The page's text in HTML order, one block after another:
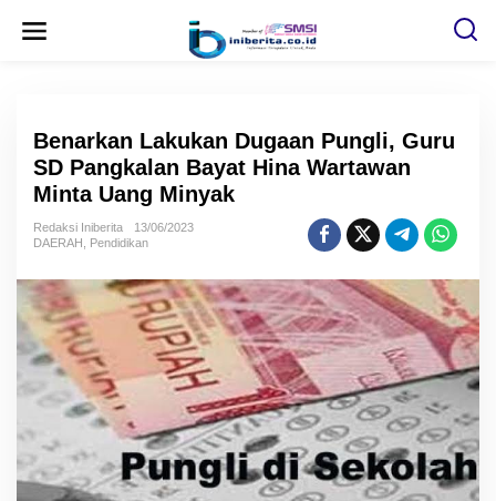
Benarkan Lakukan Dugaan Pungli, Guru
SD Pangkalan Bayat Hina Wartawan
Minta Uang Minyak
Redaksi Iniberita
13/06/2023
DAERAH
Pendidikan